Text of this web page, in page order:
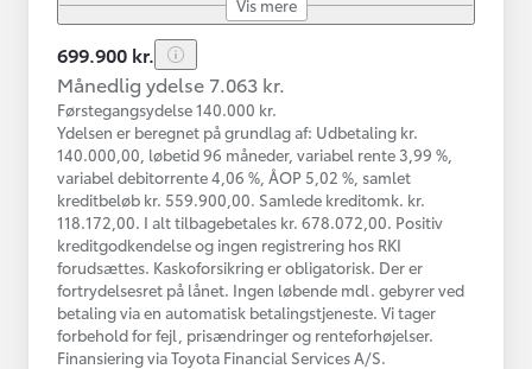
699.900 kr.
Månedlig ydelse 7.063 kr.
Førstegangsydelse 140.000 kr.
Ydelsen er beregnet på grundlag af: Udbetaling kr.
140.000,00, løbetid 96 måneder, variabel rente 3,99 %,
variabel debitorrente 4,06 %, ÅOP 5,02 %, samlet
kreditbeløb kr. 559.900,00. Samlede kreditomk. kr.
118.172,00. I alt tilbagebetales kr. 678.072,00. Positiv
kreditgodkendelse og ingen registrering hos RKI
forudsættes. Kaskoforsikring er obligatorisk. Der er
fortrydelsesret på lånet. Ingen løbende mdl. gebyrer ved
betaling via en automatisk betalingstjeneste. Vi tager
forbehold for fejl, prisændringer og renteforhøjelser.
Finansiering via Toyota Financial Services A/S.